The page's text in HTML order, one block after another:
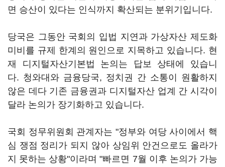
면 승산이 있다는 인식까지 확산되는 분위기입니다.
당국은 그동안 국회의 입법 지연과 가상자산 제도화
미비를 규제 한계의 원인으로 지목하고 있습니다. 현
재 디지털자산기본법 논의는 답보 상태에 있습니
다. 청와대와 금융당국, 정치권 간 소통이 원활하지
않은 데다 기존 금융권과 디지털자산 업계 간 시각이
달라 논의가 장기화하고 있습니다.
국회 정무위원회 관계자는 "정부와 여당 사이에서 핵
심 쟁점 정리가 되지 않아 상임위 안건으로도 올라가
지 못하는 상황"이라며 "빠르면 7월 이후 논의가 가능